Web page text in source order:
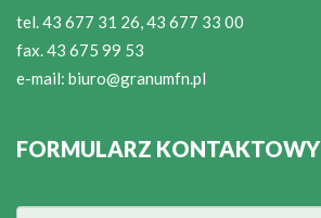
tel. 43 677 31 26, 43 677 33 00
fax. 43 675 99 53
e-mail: biuro@granumfn.pl
FORMULARZ KONTAKTOWY